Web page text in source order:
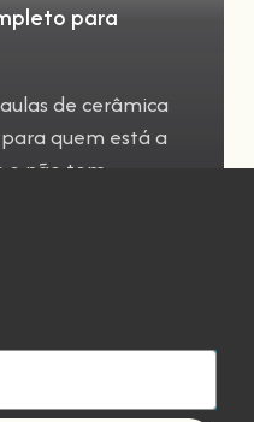
para
de cerâmica
quem está a
e não tem